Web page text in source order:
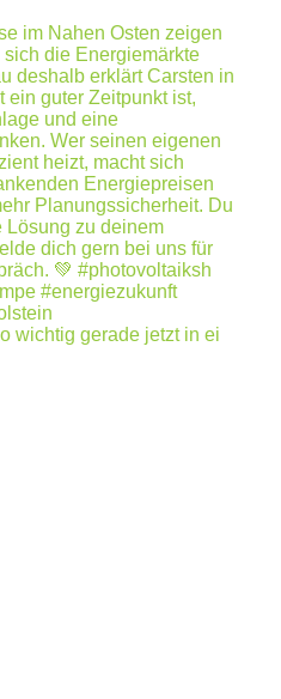
wichtig gerade jetzt in ei